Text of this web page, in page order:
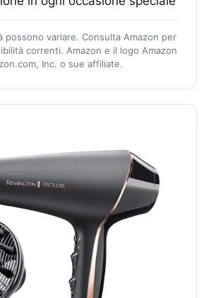
possono variare. Consulta Amazon per
correnti. Amazon e il logo Amazon
Inc. o sue affiliate.